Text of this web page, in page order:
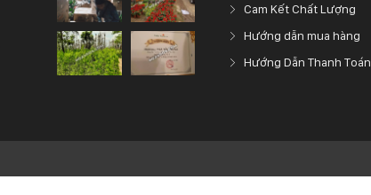
Cam Kết Chất Lượng
Hướng dẫn mua hàng
Hướng Dẫn Thanh Toán